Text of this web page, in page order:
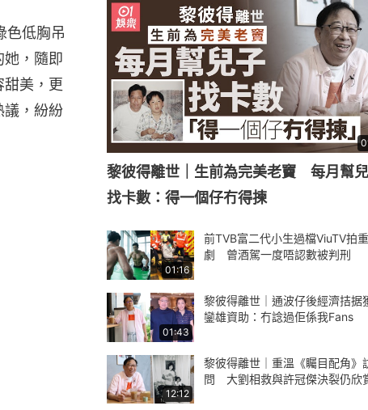
色低胸吊
她，隨即
甜美，更
議，紛紛
黎彼得離世｜生前為完美老竇 每月幫
找卡數：得一個仔冇得揀
01:16
前TVB富二代小生過檔ViuTV拍
劇 曾酒駕一度唔認數被判刑
01:43
黎彼得離世｜通波仔後經濟拮据
鑾雄資助：冇諗過佢係我Fans
12:12
黎彼得離世｜重溫《矚目配角》
問 大劉相救與許冠傑決裂仍欣